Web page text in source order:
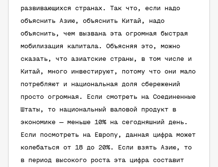
развивающихся странах. Так что, если надо
объяснить Азию, объяснить Китай, надо
объяснить, чем вызвана эта огромная быстрая
мобилизация капитала. Объясняя это, можно
сказать, что азиатские страны, в том числе и
Китай, много инвестируют, потому что они мало
потребляют и национальная доля сбережений
просто огромная. Если смотреть на Соединенные
Штаты, то национальный валовой продукт в
экономике — меньше 10% на сегодняшний день.
Если посмотреть на Европу, данная цифра может
колебаться от 18 до 20%. Если взять Азию, то
в период высокого роста эта цифра составит